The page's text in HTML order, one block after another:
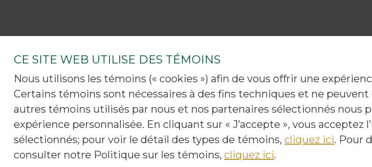
S'abonner à
Propulsé par
CE SITE WEB UTILISE DES TÉMOINS
Nous utilisons les témoins (« cookies ») afin de vous offrir une
Certains témoins sont nécessaires à des fins techniques et ne peuvent
autres témoins utilisés par nous et nos partenaires sélectionnés nous
expérience personnalisée. En cliquant sur « J’accepte », vous acceptez
sélectionnés; pour voir le détail des types de témoins, cliquez ici. Pour
consulter notre Politique sur les témoins, cliquez ici.